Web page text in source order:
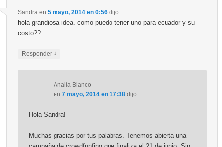
Sandraen 5 mayo, 2014 en 0:56 dijo:
hola grandiosa idea. como puedo tener uno para ecuador y su
costo??
Responder ↓
Analía Blanco
en 7 mayo, 2014 en 17:38 dijo:
Hola Sandra!
Muchas gracias por tus palabras. Tenemos abierta una